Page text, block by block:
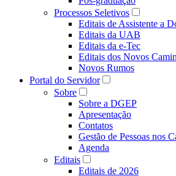
Processos Seletivos
Editais de Assistente a
Editais da UAB
Editais da e-Tec
Editais dos Novos
Novos Rumos
Portal do Servidor
Sobre
Sobre a DGEP
Apresentação
Contatos
Gestão de Pessoas nos
Agenda
Editais
Editais de 2026